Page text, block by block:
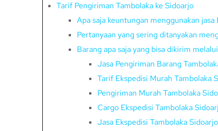
Tarif Pengiriman Tambolaka ke Sidoarjo
Apa saja keuntungan menggunakan
Pertanyaan yang sering ditanyakan
Barang apa saja yang bisa dikirim
Jasa Pengiriman Barang
Tarif Ekspedisi Murah Tambolaka
Pengiriman Murah Tambolaka
Cargo Ekspedisi Tambolaka
Jasa Ekspedisi Tambolaka Sidoarjo